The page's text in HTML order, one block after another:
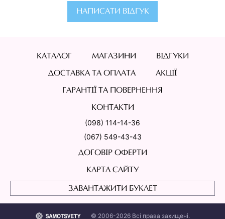
НАПИСАТИ ВІДГУК
КАТАЛОГ МАГАЗИНИ ВІДГУКИ
ДОСТАВКА ТА ОПЛАТА АКЦІЇ
ГАРАНТІЇ ТА ПОВЕРНЕННЯ
КОНТАКТИ
(098) 114-14-36
(067) 549-43-43
ДОГОВІР ОФЕРТИ
КАРТА САЙТУ
ЗАВАНТАЖИТИ БУКЛЕТ
© 2006-2026 Всі права захищені.